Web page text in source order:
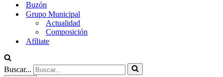
Buzón
Grupo Municipal
Actualidad
Composición
Afíliate
Buscar...